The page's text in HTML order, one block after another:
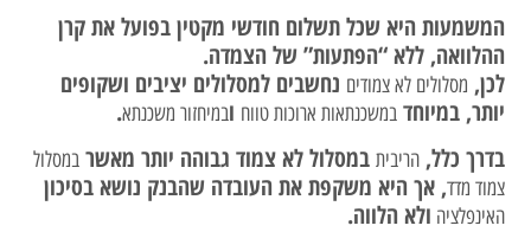
המשמעות היא שכל תשלום חודשי מקטין בפועל את קרן
ההלוואה, ללא “הפתעות” של הצמדה.
לכן, מסלולים לא צמודים נחשבים למסלולים יציבים ושקופים
יותר, במיוחדבמשכנתאות ארוכות טווח ובמיחזור משכנתא.
בדרך כלל,הריבית במסלול לא צמוד גבוהה יותר מאשרבמסלול
צמוד מדד, אך היא משקפת את העובדה שהבנק נושא בסיכון
האינפלציה ולא הלווה.